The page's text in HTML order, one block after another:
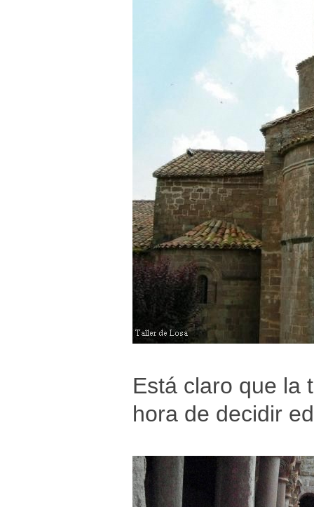
Está claro que la
hora de decidir